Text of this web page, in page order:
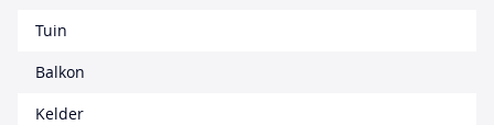
Tuin
Balkon
Kelder